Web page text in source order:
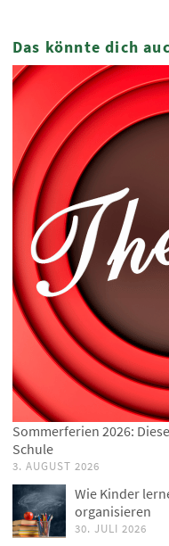
Das könnte dich
Sommerferien 2026:
Schule
3. AUGUST 2026
Wie Kinder
organisieren
30. JULI 2026